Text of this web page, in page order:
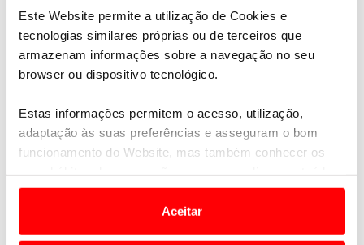
Este Website permite a utilização de Cookies e
tecnologias similares próprias ou de terceiros que
armazenam informações sobre a navegação no seu
browser ou dispositivo tecnológico.
Estas informações permitem o acesso, utilização,
adaptação às suas preferências e asseguram o bom
funcionamento do Website, mas também conhecer os
e anúncios de modo a promover produtos e/ou serviços.
Em alguns casos, a utilização destas tecnologias
Aceitar
BRUNO MAGALHÃES: “QUERO SER O
10 abril 2013